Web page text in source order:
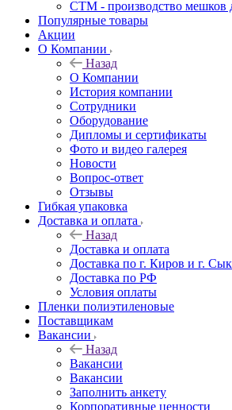
СТМ - производство мешков
Популярные товары
Акции
О Компании
Назад
О Компании
История компании
Сотрудники
Оборудование
Дипломы и сертификаты
Фото и видео галерея
Новости
Вопрос-ответ
Отзывы
Гибкая упаковка
Доставка и оплата
Назад
Доставка и оплата
Доставка по г. Киров и г.
Доставка по РФ
Условия оплаты
Пленки полиэтиленовые
Поставщикам
Вакансии
Назад
Вакансии
Вакансии
Заполнить анкету
Корпоративные ценности